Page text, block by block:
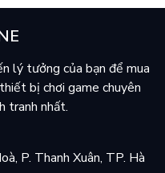
lý tưởng của bạn để mua
bị chơi game chuyên
tranh nhất.
P. Thanh Xuân, TP. Hà